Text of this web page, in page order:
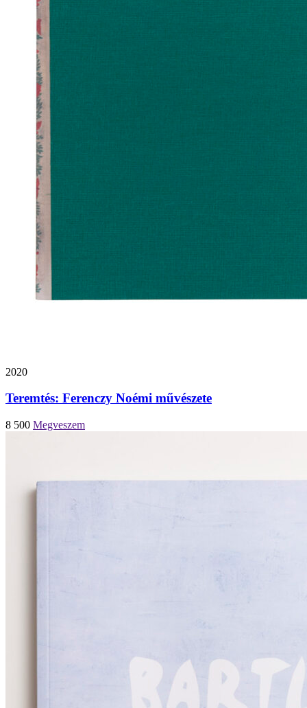
2020
Teremtés: Ferenczy Noémi művészete
8 500 Megveszem